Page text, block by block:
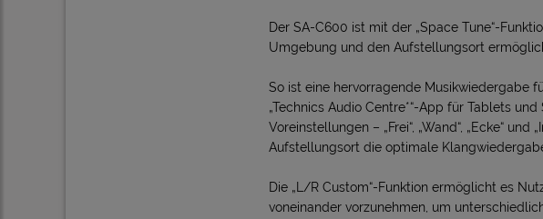
Der SA-C600 ist mit der „Space Tune“-
Umgebung und den Aufstellungsort
So ist eine hervorragende Musikwiedergabe
„Technics Audio Centre*“-App für Tablets
Voreinstellungen – „Frei“, „Wand“, „Ecke“
Aufstellungsort die optimale
Die „L/R Custom“-Funktion ermöglicht es
voneinander vorzunehmen, um